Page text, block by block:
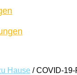
Hause / COVID-